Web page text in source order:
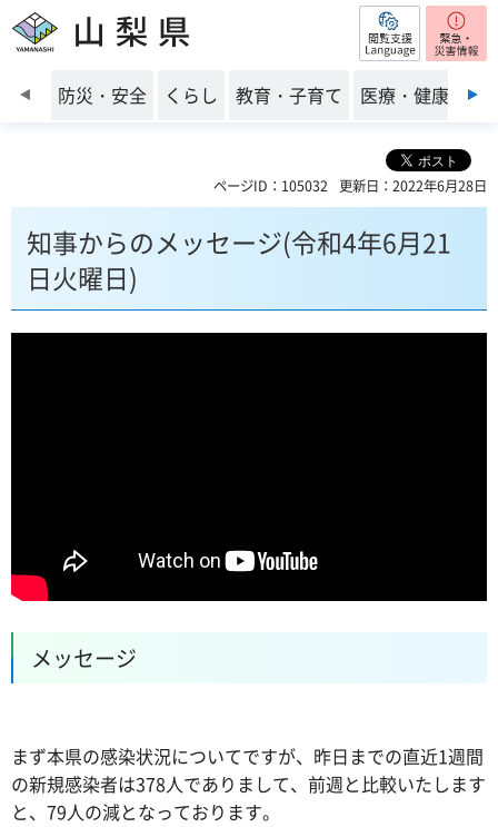
山梨県 閲覧支援
前のスライドを表示
防災・安全 くらし 教育・子育て 医療・健康・福
ページID：105032 更新日：2022年6月28日
知事からのメッセージ(令和4年6月21
日火曜日)
メッセージ
まず本県の感染状況についてですが、昨日までの直近1週間
の新規感染者は378人でありまして、前週と比較いたします
と、79人の減となっております。